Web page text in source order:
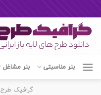
content
بنر مناسبتی بنر مشاغل
گرافیک طرح